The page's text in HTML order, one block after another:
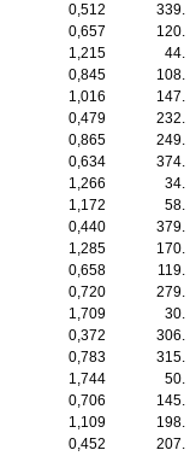
0,512
339.
0,657
120.
1,215
44.
0,845
108.
1,016
147.
0,479
232.
0,865
249.
0,634
374.
1,266
34.
1,172
58.
0,440
379.
1,285
170.
0,658
119.
0,720
279.
1,709
30.
0,372
306.
0,783
315.
1,744
50.
0,706
145.
1,109
198.
0,452
207.